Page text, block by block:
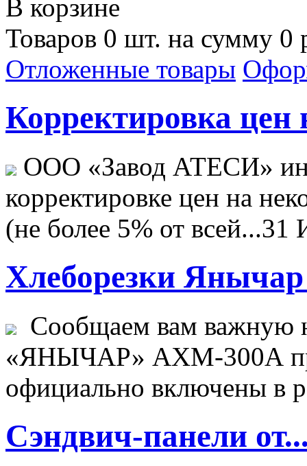
В корзине
Товаров 0 шт. на сумму 0
Отложенные товары
Корректировка цен
ООО «Завод АТЕСИ»
корректировке цен на
(не более 5% от всей...31
Хлеборезки Янычар
Сообщаем вам важную
«ЯНЫЧАР» АХМ-300А
официально включены в
Сэндвич-панели